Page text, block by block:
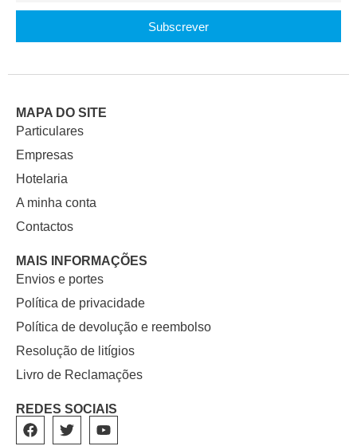
Subscrever
MAPA DO SITE
Particulares
Empresas
Hotelaria
A minha conta
Contactos
MAIS INFORMAÇÕES
Envios e portes
Política de privacidade
Política de devolução e reembolso
Resolução de litígios
Livro de Reclamações
REDES SOCIAIS